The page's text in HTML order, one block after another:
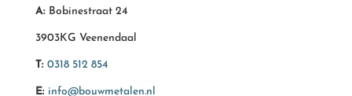
A: Bobinestraat 24
3903KG Veenendaal
T: 0318 512 854
E: info@bouwmetalen.nl